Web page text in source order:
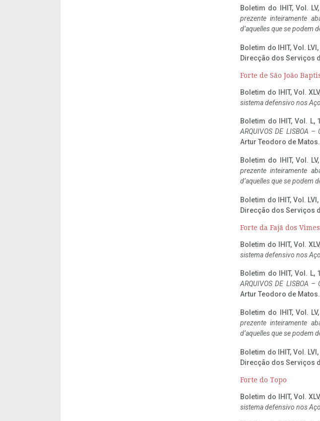
Boletim do IHIT, Vol.
prezente inteiramente
d’aquelles que se podem
Boletim do IHIT, Vol.
Direcção dos Serviços
Forte de São João
Boletim do IHIT, Vol.
sistema defensivo nos
Boletim do IHIT, Vol. L,
ARQUIVOS DE LISBOA –
Artur Teodoro de
Boletim do IHIT, Vol.
prezente inteiramente
d’aquelles que se podem
Boletim do IHIT, Vol.
Direcção dos Serviços
Forte da Fajã dos
Boletim do IHIT, Vol.
sistema defensivo nos
Boletim do IHIT, Vol. L,
ARQUIVOS DE LISBOA –
Artur Teodoro de
Boletim do IHIT, Vol.
prezente inteiramente
d’aquelles que se podem
Boletim do IHIT, Vol.
Direcção dos Serviços
Forte do Topo
Boletim do IHIT, Vol.
sistema defensivo nos